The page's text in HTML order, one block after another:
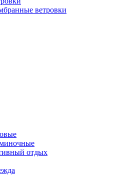
ветровки
отдых